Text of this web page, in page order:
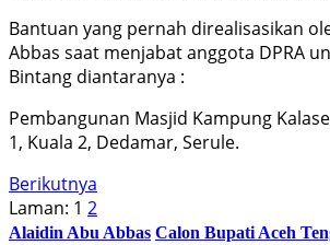
Bantuan yang pernah direalisasikan
Abbas saat menjabat anggota DPRA
Bintang diantaranya :
Pembangunan Masjid Kampung
1, Kuala 2, Dedamar, Serule.
Berikutnya
Laman: 1 2
Alaidin Abu Abbas Calon Bupati Aceh